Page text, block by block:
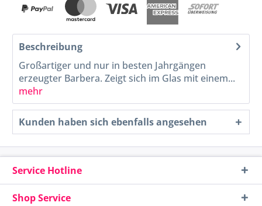
Beschreibung
Großartiger und nur in besten Jahrgängen
erzeugter Barbera. Zeigt sich im Glas mit einem...
mehr
Kunden haben sich ebenfalls angesehen
Service Hotline
Shop Service